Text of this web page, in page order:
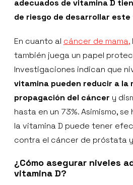
adecuados de vitamina D
de riesgo de desarrollar
En cuanto al cáncer de mama,
también juega un papel
Investigaciones indican que
vitamina pueden reducir a la
propagación del cáncer y
hasta en un 73%. Asimismo,
la vitamina D puede tener
contra el cáncer de próstata
¿Cómo asegurar niveles
vitamina D?